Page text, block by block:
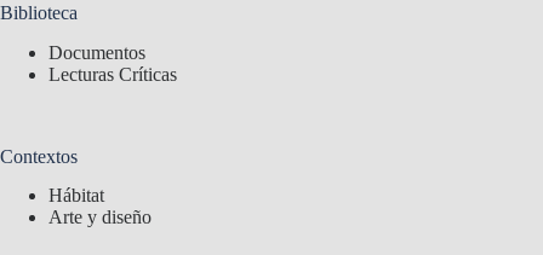
Biblioteca
Documentos
Lecturas Críticas
Contextos
Hábitat
Arte y diseño